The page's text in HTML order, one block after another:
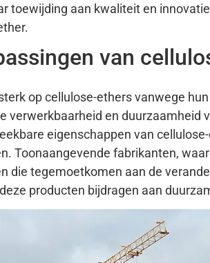
toewijding aan kwaliteit en
van
op cellulose-ethers vanwege
verwerkbaarheid en duurzaamheid
eigenschappen van
Toonaangevende fabrikanten,
die tegemoetkomen aan de
producten bijdragen aan